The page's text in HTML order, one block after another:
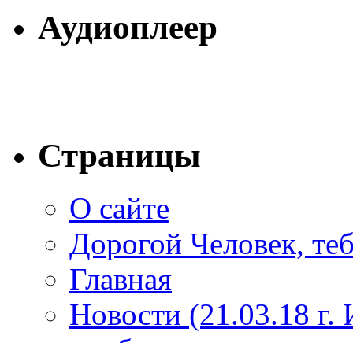
Аудиоплеер
Страницы
О сайте
Дорогой Человек,
Главная
Новости (21.03.18 г.